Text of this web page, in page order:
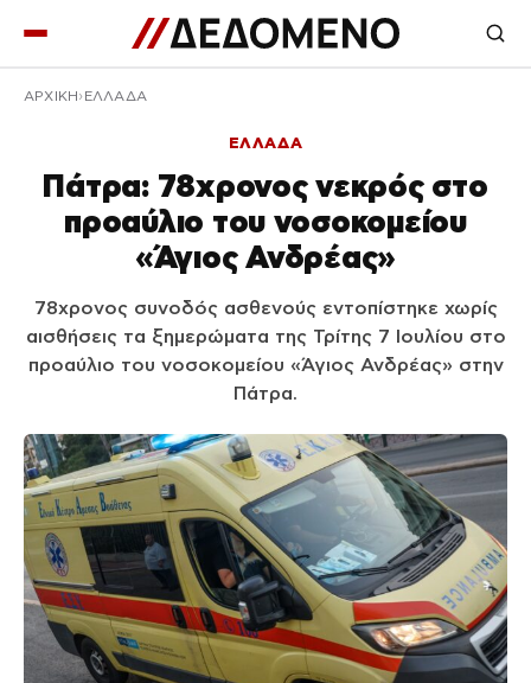
ΑΡΧΙΚΉ ΕΛΛΑΔΑ
ΕΛΛΑΔΑ
Πάτρα: 78χρονος νεκρός στο
προαύλιο του νοσοκομείου
«Άγιος Ανδρέας»
78χρονος συνοδός ασθενούς εντοπίστηκε χωρίς
αισθήσεις τα ξημερώματα της Τρίτης 7 Ιουλίου στο
προαύλιο του νοσοκομείου «Άγιος Ανδρέας» στην
Πάτρα.